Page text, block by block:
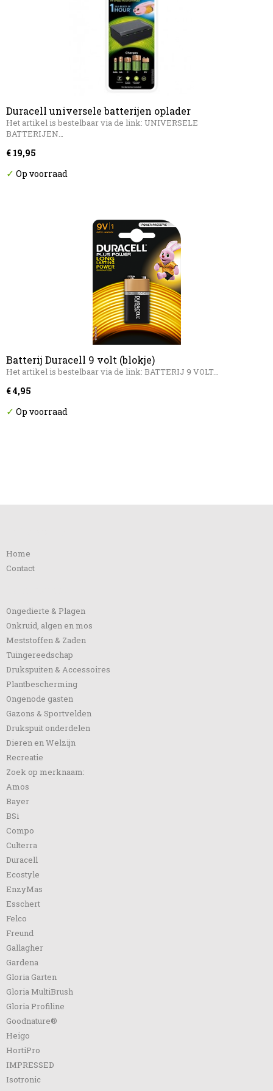
Duracell universele batterijen oplader
Het artikel is bestelbaar via de link: UNIVERSELE
BATTERIJEN…
€ 19,95
✓ Op voorraad
Batterij Duracell 9 volt (blokje)
Het artikel is bestelbaar via de link: BATTERIJ 9 VOLT…
€ 4,95
✓ Op voorraad
Home
Contact
Ongedierte & Plagen
Onkruid, algen en mos
Meststoffen & Zaden
Tuingereedschap
Drukspuiten & Accessoires
Plantbescherming
Ongenode gasten
Gazons & Sportvelden
Drukspuit onderdelen
Dieren en Welzijn
Recreatie
Zoek op merknaam:
Amos
Bayer
BSi
Compo
Culterra
Duracell
Ecostyle
EnzyMas
Esschert
Felco
Freund
Gallagher
Gardena
Gloria Garten
Gloria MultiBrush
Gloria Profiline
Goodnature®
Heigo
HortiPro
IMPRESSED
Isotronic